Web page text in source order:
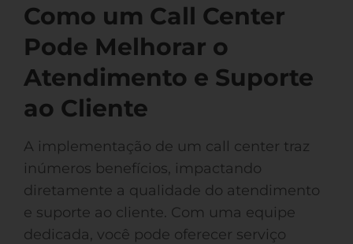
Como um Call Center
Pode Melhorar o
Atendimento e Suporte
ao Cliente
A implementação de um call center traz
inúmeros benefícios, impactando
diretamente a qualidade do atendimento
e suporte ao cliente. Com uma equipe
dedicada, você pode oferecer serviço